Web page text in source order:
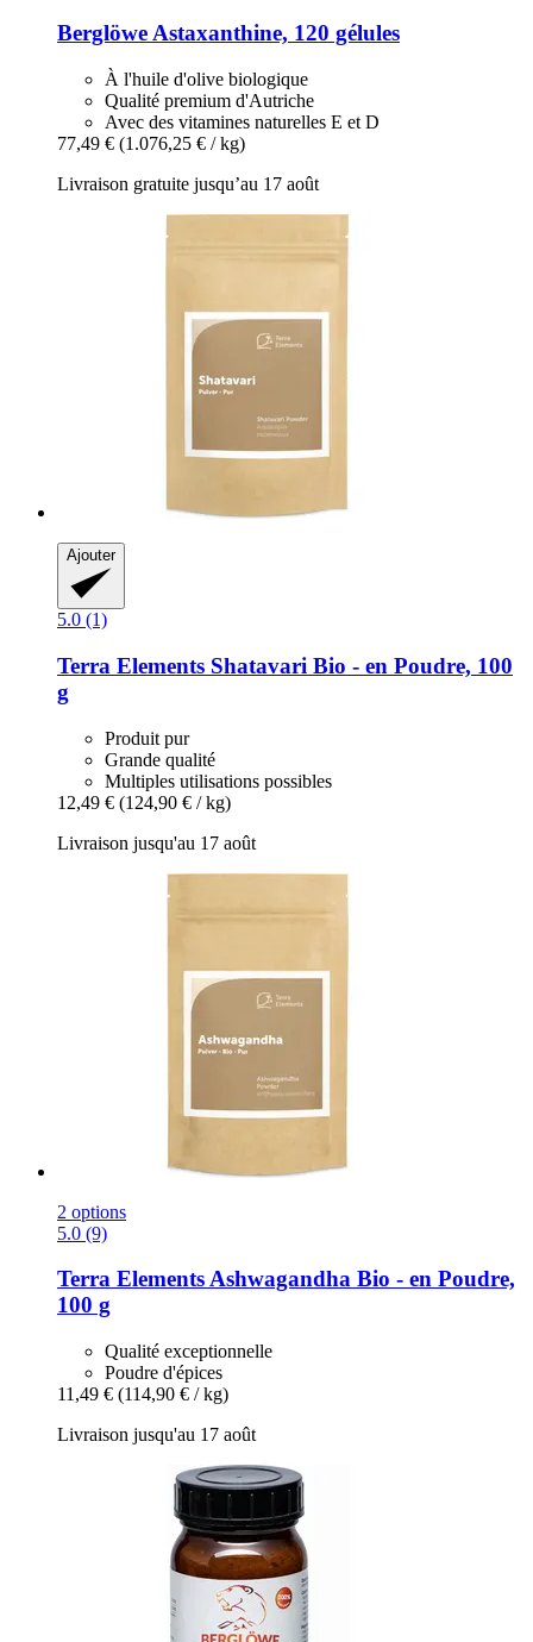
BerglöweAstaxanthine, 120 gélules
À l'huile d'olive biologique
Qualité premium d'Autriche
Avec des vitamines naturelles E et D
77,49 € (1.076,25 € / kg)
Livraison gratuite jusqu’au 17 août
Ajouter
5.0 (1)
Terra Elements Shatavari Bio -​ en Poudre, 100
g
Produit pur
Grande qualité
Multiples utilisations possibles
12,49 € (124,90 € / kg)
Livraison jusqu'au 17 août
2 options
5.0 (9)
Terra ElementsAshwagandha Bio -​ en Poudre,
100 g
Qualité exceptionnelle
Poudre d'épices
11,49 € (114,90 € / kg)
Livraison jusqu'au 17 août